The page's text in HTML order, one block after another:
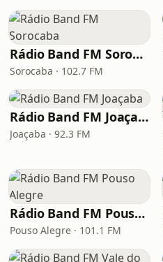
Rádio Band FM Sorocaba
Sorocaba · 102.7 FM
Rádio Band FM Joaçaba
Joaçaba · 92.3 FM
Rádio Band FM Pouso Alegre
Pouso Alegre · 101.1 FM